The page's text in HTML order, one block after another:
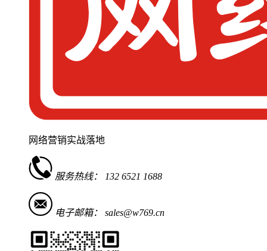
网络营销实战落地
服务热线： 132 6521 1688
电子邮箱： sales@w769.cn